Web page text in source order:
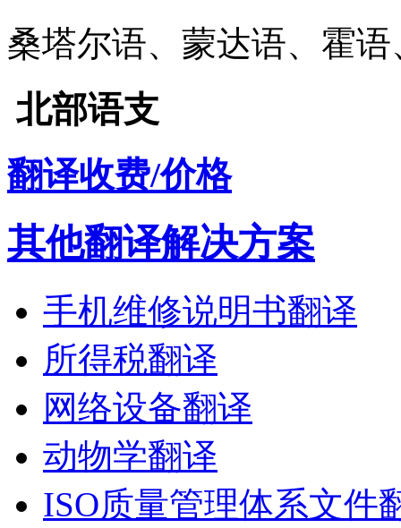
桑塔尔语、蒙达语、霍
北部语支
翻译收费/价格
其他翻译解决方案
手机维修说明书翻译
所得税翻译
网络设备翻译
动物学翻译
ISO质量管理体系文件